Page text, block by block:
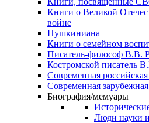
Книги о Великой
войне
Пушкиниана
Книги о семейном
Писатель-философ В.В.
Костромской писатель
Современная российская
Современная
Биография/мемуары
Люди науки